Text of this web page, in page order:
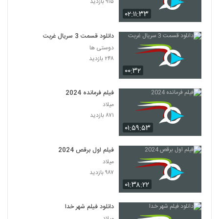
۰۲:۱۱:۳۳
۰۰:۳۲
دانلود قسمت 3 سریال غربت
دوستی ها
۲۴۸ بازدید
۰۱:۵۹:۵۳
فیلم فرمانده 2024
میلاد
۸۷۱ بازدید
۰۱:۳۸:۲۲
فیلم اول برقص 2024
میلاد
۹۸۷ بازدید
دانلود فیلم شهر خدا